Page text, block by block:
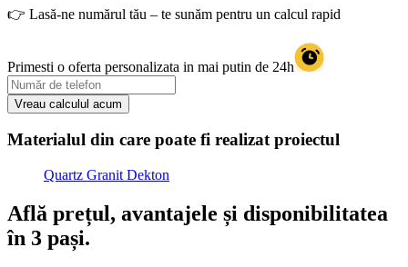
👉 Lasă-ne numărul tău – te sunăm pentru un calcul rapid
Primesti o oferta personalizata in mai putin de 24h
Vreau calculul acum
Materialul din care poate fi realizat proiectul
Quartz Granit Dekton
Află prețul, avantajele și disponibilitatea
în 3 pași.